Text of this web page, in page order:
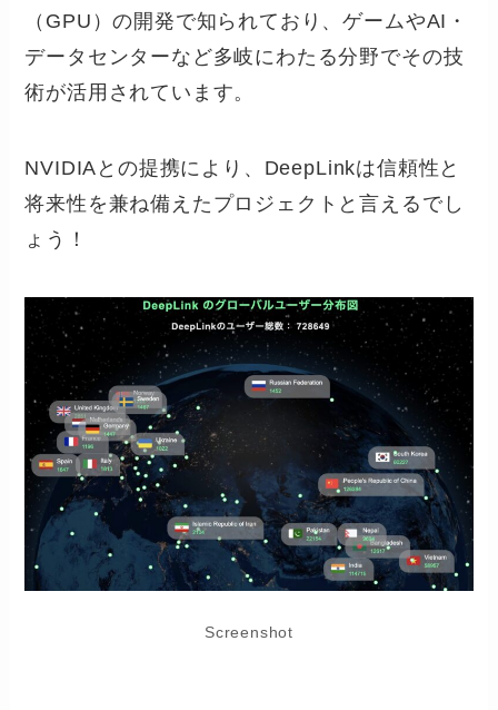
（GPU）の開発で知られており、ゲームやAI・
データセンターなど多岐にわたる分野でその技
術が活用されています。
NVIDIAとの提携により、DeepLinkは信頼性と
将来性を兼ね備えたプロジェクトと言えるでし
ょう！
Screenshot